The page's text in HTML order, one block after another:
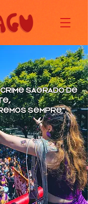
SAGRADO DE
SEMPRE".